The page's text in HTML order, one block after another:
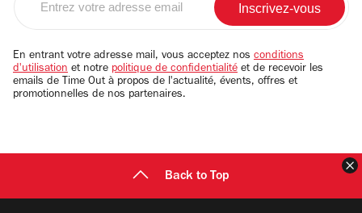
email
En entrant votre adresse mail, vous acceptez nos conditions
d'utilisation et notre politique de confidentialité et de recevoir les
emails de Time Out à propos de l'actualité, évents, offres et
promotionnelles de nos partenaires.
Back to Top